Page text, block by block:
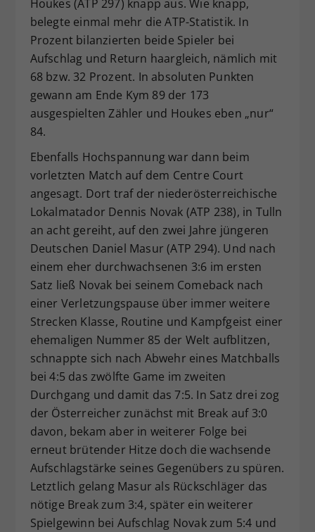
Houkes (ATP 297) knapp aus. Wie knapp,
belegte einmal mehr die ATP-Statistik. In
Prozent bilanzierten beide Spieler bei
Aufschlag und Return haargleich, nämlich mit
68 bzw. 32 Prozent. In absoluten Punkten
gewann am Ende Kym 89 der 173
ausgespielten Zähler und Houkes eben „nur“
84.
Ebenfalls Hochspannung war dann beim
vorletzten Match auf dem Centre Court
angesagt. Dort traf der niederösterreichische
Lokalmatador Dennis Novak (ATP 238), in Tulln
an acht gereiht, auf den zwei Jahre jüngeren
Deutschen Daniel Masur (ATP 294). Und nach
einem eher durchwachsenen 3:6 im ersten
Satz ließ Novak bei seinem Comeback nach
einer Verletzungspause über immer weitere
Strecken Klasse, Routine und Kampfgeist einer
ehemaligen Nummer 85 der Welt aufblitzen,
schnappte sich nach Abwehr eines Matchballs
bei 4:5 das zwölfte Game im zweiten
Durchgang und damit das 7:5. In Satz drei zog
der Österreicher zunächst mit Break auf 3:0
davon, bekam aber in weiterer Folge bei
erneut brütender Hitze doch die wachsende
Aufschlagstärke seines Gegenübers zu spüren.
Letztlich gelang Masur als Rückschläger das
nötige Break zum 3:4, später ein weiterer
Spielgewinn bei Aufschlag Novak zum 5:4 und